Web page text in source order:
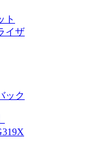
ト
イザ
ック